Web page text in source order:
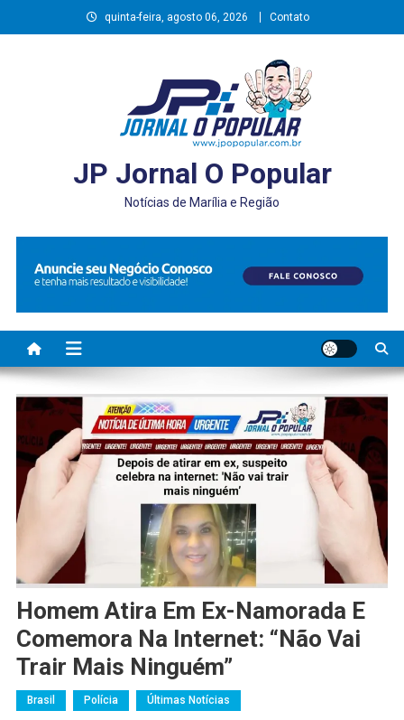
to
quinta-feira, agosto 06, 2026 Contato
JP Jornal O Popular
Notícias de Marília e Região
Homem Atira Em Ex-Namorada E
Comemora Na Internet: “Não Vai
Trair Mais Ninguém”
Brasil Polícia Últimas Notícias